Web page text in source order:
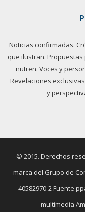
Noticias confirmadas.
que ilustran. Propuestas
nutren. Voces y
Revelaciones
y
© 2015. Derechos
marca del Grupo de
40582970-2 Fuente
multimedia